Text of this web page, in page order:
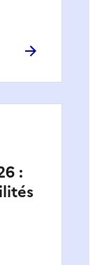
: